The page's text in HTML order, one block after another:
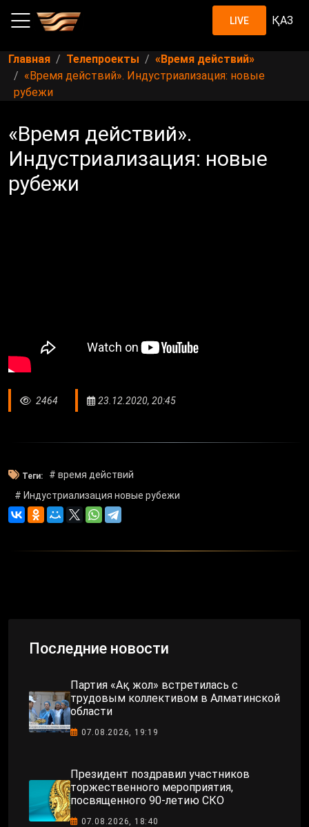
LIVE ҚАЗ
Главная Телепроекты
«Время действий»
«Время действий». Индустриализация: новые
рубежи
«Время действий».
Индустриализация: новые
рубежи
2464 23.12.2020, 20:45
Теги:
# время действий
# Индустриализация новые рубежи
Последние новости
Партия «Ақ жол» встретилась с
трудовым коллективом в Алматинской
области
07.08.2026, 19:19
Президент поздравил участников
торжественного мероприятия,
посвященного 90-летию СКО
07.08.2026, 18:40